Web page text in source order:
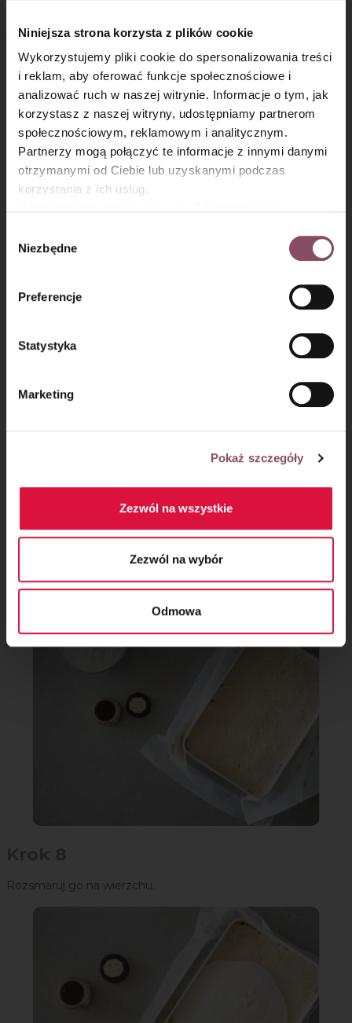
Niniejsza strona korzysta z plików cookie
Wykorzystujemy pliki cookie do spersonalizowania treści
i reklam, aby oferować funkcje społecznościowe i
analizować ruch w naszej witrynie. Informacje o tym, jak
korzystasz z naszej witryny, udostępniamy partnerom
społecznościowym, reklamowym i analitycznym.
Partnerzy mogą połączyć te informacje z innymi danymi
otrzymanymi od Ciebie lub uzyskanymi podczas
korzystania z ich usług.
Gdańsk (80-339) adres: Dickmana 14/15 więcej
informacji o przetwarzaniu danych osobowych oraz
Polityce
prywatności.
zgody
Niezbędne
Preferencje
Statystyka
Marketing
Pokaż szczegóły
Zezwól na wszystkie
Zezwól na wybór
Odmowa
Krok 6
wyrównaj. Następnie nałóż kolejną porcję ryżu.
Jogurt wymieszaj z pastą z wanilii.
Rozsmaruj go na wierzchu.
×